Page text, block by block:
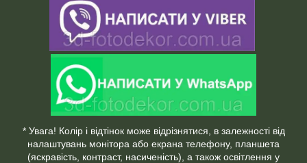
* Увага! Колір і відтінок може відрізнятися, в залежності від
налаштувань монітора або екрана телефону, планшета
(яскравість, контраст, насиченість), а також освітлення у